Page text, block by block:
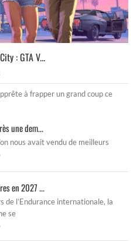
: GTA V...
à frapper un grand coup ce
une dem...
nous avait vendu de meilleurs
en 2027 ...
de l’Endurance internationale, la
se